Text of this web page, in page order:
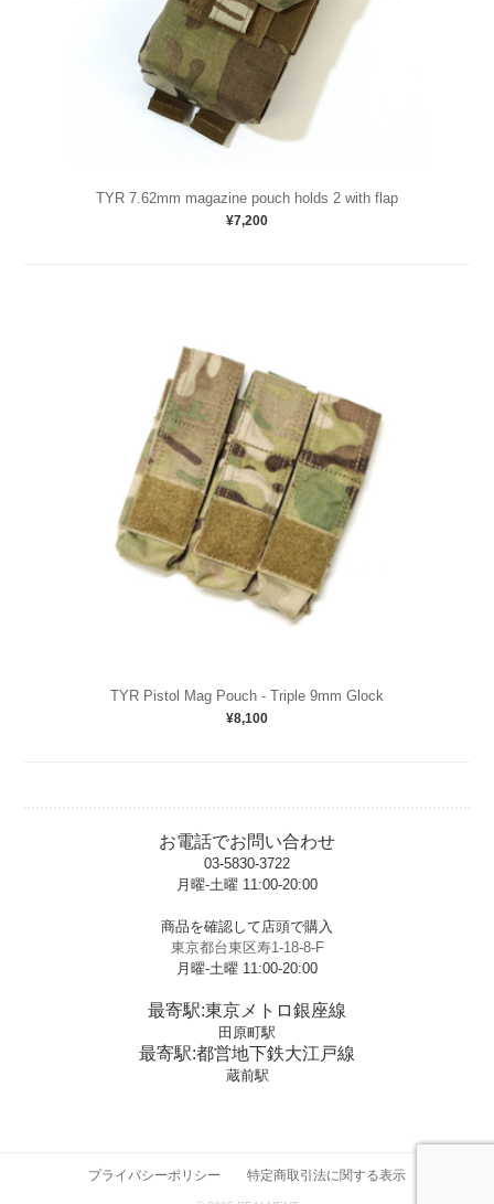
TYR 7.62mm magazine pouch holds 2 with flap
¥7,200
TYR Pistol Mag Pouch - Triple 9mm Glock
¥8,100
お電話でお問い合わせ
03-5830-3722
月曜-土曜 11:00-20:00
商品を確認して店頭で購入
東京都台東区寿1-18-8-F
月曜-土曜 11:00-20:00
最寄駅:東京メトロ銀座線
田原町駅
最寄駅:都営地下鉄大江戸線
蔵前駅
プライバシーポリシー 特定商取引法に関する表示